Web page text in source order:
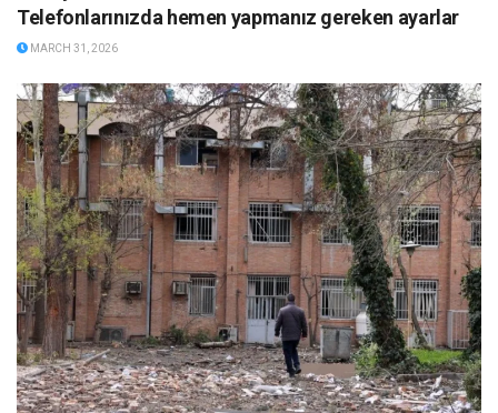
Telefonlarınızda hemen yapmanız gereken ayarlar
MARCH 31, 2026